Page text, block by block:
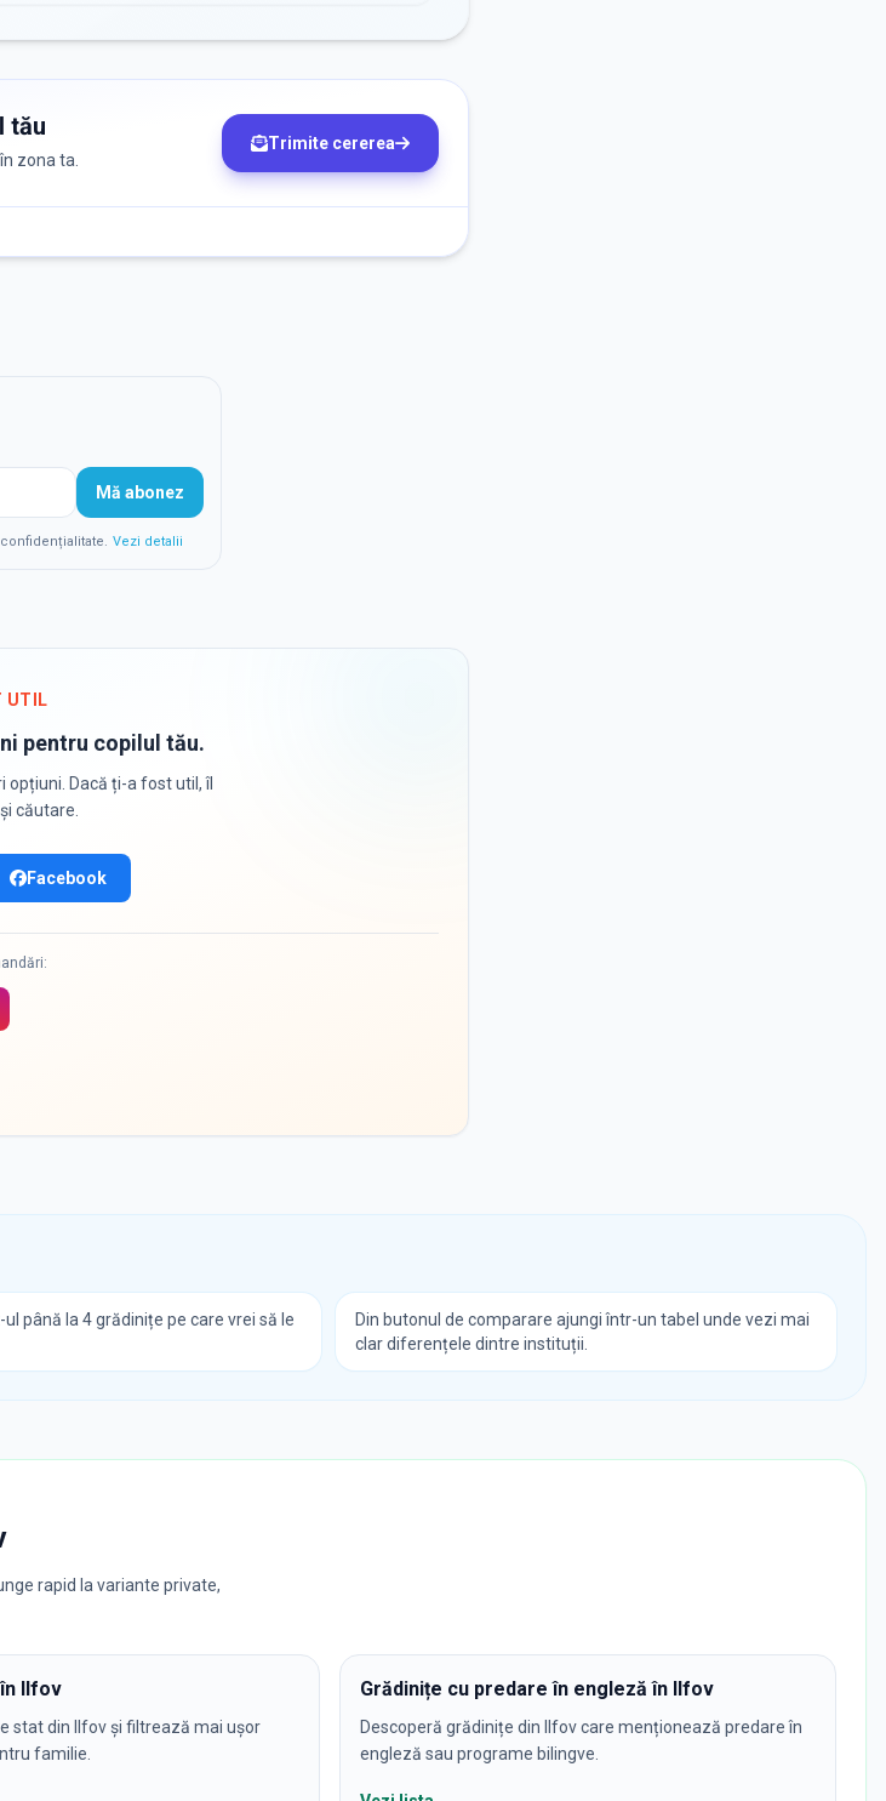
tău
zona ta.
Trimite cererea
Mă abonez
Vezi detalii
UTIL
pentru copilul tău.
opțiuni. Dacă ți-a fost util, îl
căutare.
Facebook
până la 4 grădinițe pe care vrei să le
Din butonul de comparare ajungi într-un tabel unde vezi mai
clar diferențele dintre instituții.
rapid la variante private,
Ilfov
stat din Ilfov și filtrează mai ușor
familie.
Grădinițe cu predare în engleză în Ilfov
Descoperă grădinițe din Ilfov care menționează predare în
engleză sau programe bilingve.